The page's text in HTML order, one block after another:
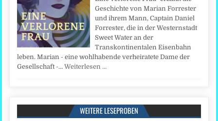
Geschichte von Marian Forrester
und ihrem Mann, Captain Daniel
Forrester, die in der Westernstadt
Sweet Water an der
Transkontinentalen Eisenbahn
leben. Marian - eine wohlhabende verheiratete Dame der
Gesellschaft -…Weiterlesen …
WEITERE LESEPROBEN